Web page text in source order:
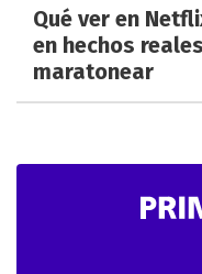
Qué ver en
en hechos
maratonear